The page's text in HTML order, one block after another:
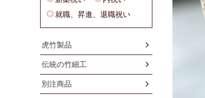
就職、昇進、退職祝い
虎竹製品
伝統の竹細工
別注商品